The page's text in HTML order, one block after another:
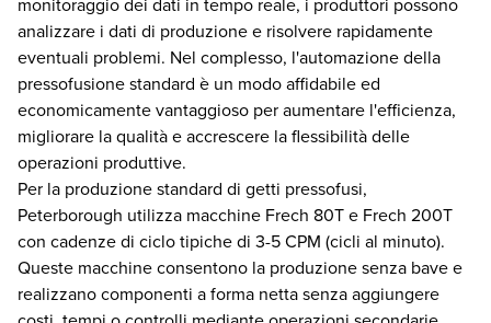
analizzare i dati di produzione e risolvere rapidamente
eventuali problemi. Nel complesso, l'automazione della
pressofusione standard è un modo affidabile ed
economicamente vantaggioso per aumentare l'efficienza,
migliorare la qualità e accrescere la flessibilità delle
operazioni produttive.
Per la produzione standard di getti pressofusi,
Peterborough utilizza macchine Frech 80T e Frech 200T
con cadenze di ciclo tipiche di 3-5 CPM (cicli al minuto).
Queste macchine consentono la produzione senza bave e
realizzano componenti a forma netta senza aggiungere